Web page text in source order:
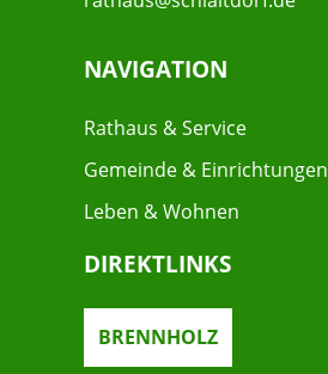
NAVIGATION
Rathaus & Service
Gemeinde & Einrichtungen
Leben & Wohnen
DIREKTLINKS
BRENNHOLZ